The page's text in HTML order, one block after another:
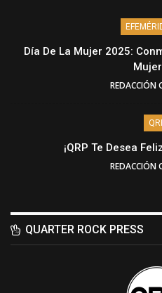
Día De La Mujer 2025:
REDACCIÓN
¡QRP Te Desea
REDACCIÓN
QUARTER ROCK PRESS